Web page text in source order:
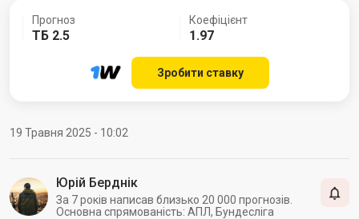
Прогноз
ТБ 2.5
Коефіцієнт
1.97
Зробити ставку
19 Травня 2025 - 10:02
Юрій Берднік
За 7 років написав близько 20 000 прогнозів.
Основна спрямованість: АПЛ, Бундесліга